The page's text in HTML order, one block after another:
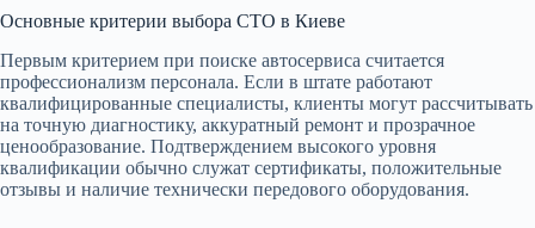
Основные критерии выбора СТО в Киеве
Первым критерием при поиске автосервиса считается
профессионализм персонала. Если в штате работают
квалифицированные специалисты, клиенты могут рассчитывать
на точную диагностику, аккуратный ремонт и прозрачное
ценообразование. Подтверждением высокого уровня
квалификации обычно служат сертификаты, положительные
отзывы и наличие технически передового оборудования.